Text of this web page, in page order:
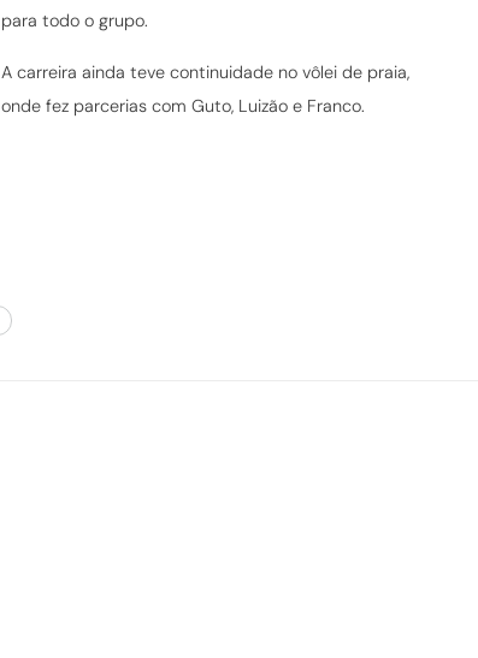
para todo o grupo.
A carreira ainda teve continuidade no vôlei de praia,
onde fez parcerias com Guto, Luizão e Franco.